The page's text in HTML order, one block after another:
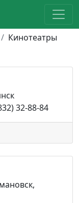
Кинотеатры
32-88-84